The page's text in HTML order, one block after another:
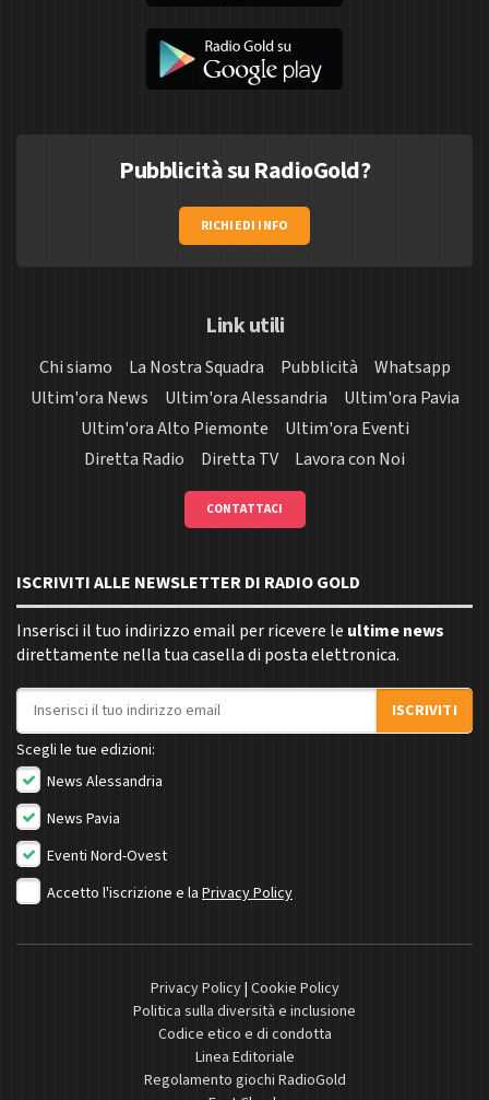
Pubblicità su RadioGold?
RICHIEDI INFO
Link utili
Chi siamo La Nostra Squadra Pubblicità
Whatsapp
Ultim'ora News
Ultim'ora Alessandria
Ultim'ora Pavia
Ultim'ora Alto Piemonte
Ultim'ora Eventi
Diretta Radio
Diretta TV Lavora con Noi
CONTATTACI
ISCRIVITI ALLE NEWSLETTER DI RADIO GOLD
Inserisci il tuo indirizzo email per ricevere le ultime news
direttamente nella tua casella di posta elettronica.
Indirizzo email
ISCRIVITI
Scegli le tue edizioni:
News Alessandria
News Pavia
Eventi Nord-Ovest
Accetto l'iscrizione e la Privacy Policy
Privacy Policy| Cookie Policy
Politica sulla diversità e inclusione
Codice etico e di condotta
Linea Editoriale
Regolamento giochi RadioGold